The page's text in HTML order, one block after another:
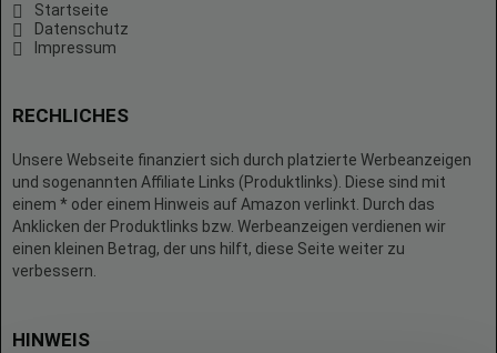
Startseite
Datenschutz
Impressum
RECHLICHES
Unsere Webseite finanziert sich durch platzierte Werbeanzeigen
und sogenannten Affiliate Links (Produktlinks). Diese sind mit
einem * oder einem Hinweis auf Amazon verlinkt. Durch das
Anklicken der Produktlinks bzw. Werbeanzeigen verdienen wir
einen kleinen Betrag, der uns hilft, diese Seite weiter zu
verbessern.
HINWEIS